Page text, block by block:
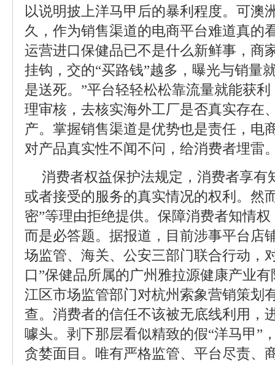
以说明披上洋马甲后的暴利程度。可澳
久，作为销售渠道的电商平台难道真的
运营进口保健品已不是什么新鲜事，商
挂钩，交的“买路钱”越多，曝光与销量
是送死。”平台轻轻松松靠流量就能获
理审核，去核实海外工厂是否真实存在
产。掌握销售渠道是优势也是责任，电
对产品真实性不闻不问，给消费者埋雷
消费者权益保护法规定，消费者享有
或者接受的服务的真实情况的权利。然
密”等理由拒绝提供。保障消费者知情
而是必答题。据报道，目前涉事平台店
场监管、海关、公安三部门联合行动，
口”保健品所属的广州雅拉源健康产业
江区市场监管部门对杭州索象营销策划
查。消费者的信任不该被无底线利用，
噱头。剥下那层看似精致的假“洋马甲”
贪婪面目。唯有严格监管、平台尽责、